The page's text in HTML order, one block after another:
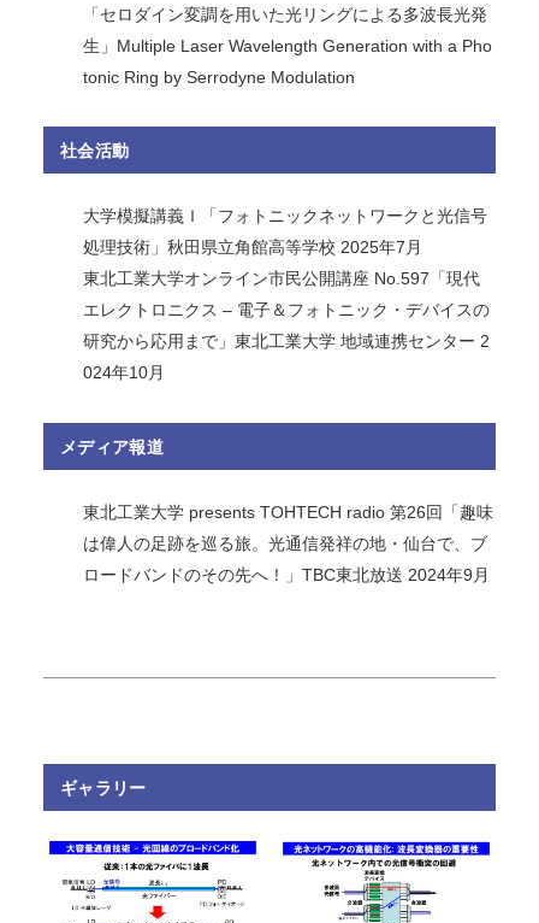
「セロダイン変調を用いた光リングによる多波長光発
生」Multiple Laser Wavelength Generation with a Pho
tonic Ring by Serrodyne Modulation
社会活動
大学模擬講義Ｉ「フォトニックネットワークと光信号
処理技術」秋田県立角館高等学校 2025年7月
東北工業大学オンライン市民公開講座 No.597「現代
エレクトロニクス – 電子＆フォトニック・デバイスの
研究から応用まで」東北工業大学 地域連携センター 2
024年10月
メディア報道
東北工業大学 presents TOHTECH radio 第26回「趣味
は偉人の足跡を巡る旅。光通信発祥の地・仙台で、ブ
ロードバンドのその先へ！」TBC東北放送 2024年9月
ギャラリー